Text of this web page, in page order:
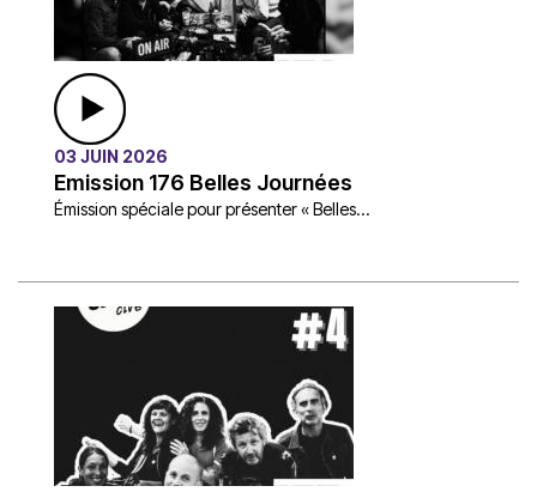
03 JUIN 2026
Emission 176 Belles Journées
Émission spéciale pour présenter « Belles...